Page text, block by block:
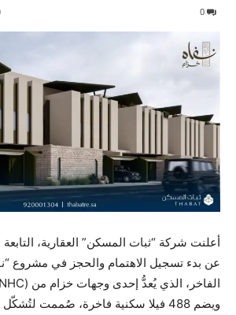
أعلنت شركة “ثبات المسكن” العقارية،
عن بدء تسجيل الاهتمام والحجز في مشروع
ويضم 488 فيلا سكنية فاخرة، صُممت